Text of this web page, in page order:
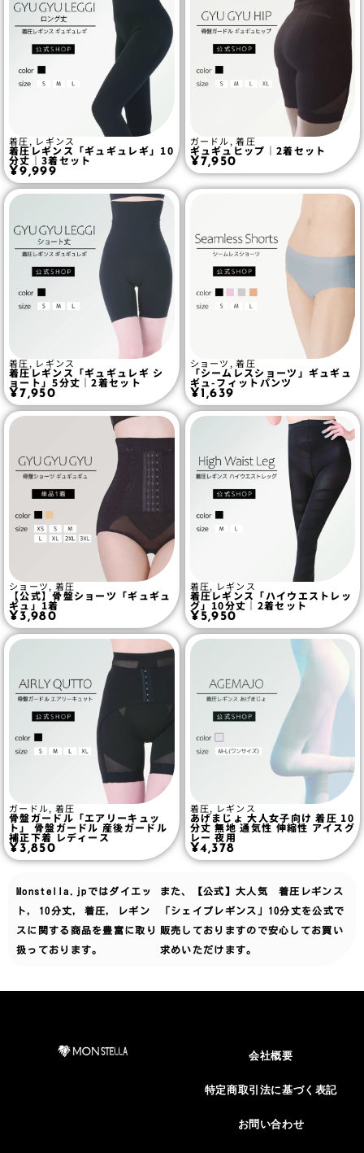
着圧, レギンス
着圧レギンス「ギュギュレギ」10
分丈｜3着セット
¥9,999
ガードル,着圧
ギュギュヒップ｜2着セット
¥7,950
着圧, レギンス
着圧レギンス「ギュギュレギ シ
ョート」5分丈｜2着セット
¥7,950
ショーツ ,着圧
「シームレスショーツ」ギュギュ
ギュ-フィットパンツ
¥1,639
ショーツ,着圧
【公式】骨盤ショーツ「ギュギュ
ギュ」1着
¥3,980
着圧, レギンス
着圧レギンス「ハイウエストレッ
グ」10分丈｜2着セット
¥5,950
ガードル, 着圧
骨盤ガードル「エアリーキュッ
ト」 骨盤ガードル 産後ガードル
補正下着 レディース
¥3,850
着圧, レギンス
あげまじょ 大人女子向け 着圧 10
分丈 無地 通気性 伸縮性 アイスグ
レー 夜用
¥4,378
Monstella.jpではダイエッ
ト , 10分丈, 着圧,
レギン
ス に関する商品を豊富に取り
扱っております。
また、【公式】大人気 着圧レギンス
「シェイプレギンス」10分丈を公式で
販売しておりますので安心してお買い
求めいただけます。
会社概要
特定商取引法に基づく表記
お問い合わせ